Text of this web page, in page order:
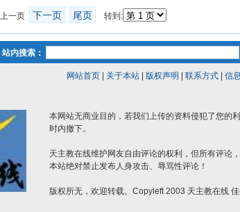
一页 下一页 尾页 转到:
站内搜索：
网站首页| 关于本站| 版权声明 联系方式| 信
本网站无商业目的，若我们上传的资料侵犯了您的
时内撤下。
天主教在线维护网友自由评论的权利，但所有评论
本站绝对禁止发布人身攻击、辱骂性评论！
版权所无，欢迎转载。Copyleft 2003 天主教在线